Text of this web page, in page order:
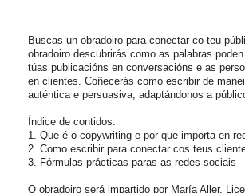
Buscas un obradoiro para conectar co teu
obradoiro descubrirás como as palabras
túas publicacións en conversacións e as
en clientes. Coñecerás como escribir de
auténtica e persuasiva, adaptándonos a
Índice de contidos:
1. Que é o copywriting e por que importa en
2. Como escribir para conectar cos teus
3. Fórmulas prácticas paras as redes sociais
O obradoiro será impartido por María Aller,